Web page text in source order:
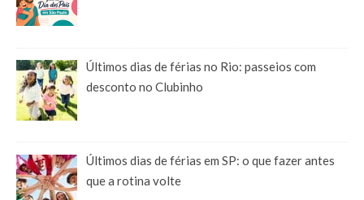
Últimos dias de férias no Rio: passeios com
desconto no Clubinho
Últimos dias de férias em SP: o que fazer antes
que a rotina volte